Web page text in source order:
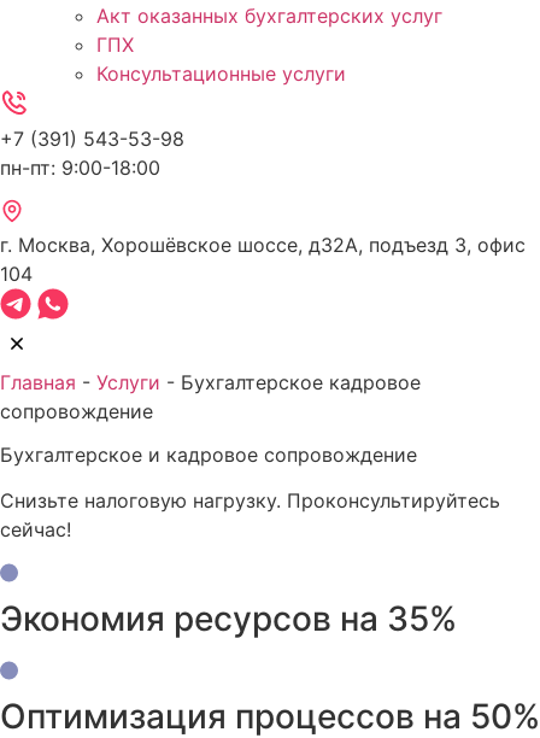
Акт оказанных бухгалтерских услуг
ГПХ
Консультационные услуги
+7 (391) 543-53-98
пн-пт: 9:00-18:00
г. Москва, Хорошёвское шоссе, д32А, подъезд 3, офис
104
Главная - Услуги - Бухгалтерское кадровое
сопровождение
Бухгалтерское и кадровое сопровождение
Снизьте налоговую нагрузку. Проконсультируйтесь
сейчас!
Экономия ресурсов на 35%
Оптимизация процессов на 50%